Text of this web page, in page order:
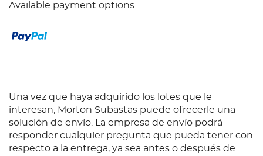
Available payment options
Una vez que haya adquirido los lotes que le
interesan, Morton Subastas puede ofrecerle una
solución de envío. La empresa de envío podrá
responder cualquier pregunta que pueda tener con
respecto a la entrega, ya sea antes o después de